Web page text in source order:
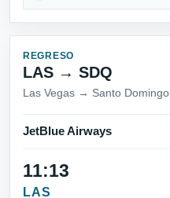
REGRESO
LAS → SDQ
Las Vegas → Santo Domingo
JetBlue Airways
11:13
LAS